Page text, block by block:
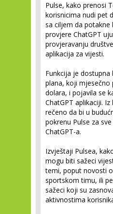
Pulse, kako prenosi
korisnicima nudi pet
sa ciljem da potakne
provjere ChatGPT
provjeravanju
aplikacija za vijesti.
Funkcija je dostupna
plana, koji mjesečno
dolara, i pojavila se
ChatGPT aplikaciji.
rečeno da bi u
pokrenu Pulse za
ChatGPT-a.
Izvještaji Pulsea,
mogu biti sažeci
temi, poput novosti
sportskom timu, ili
sažeci koji su
aktivnostima